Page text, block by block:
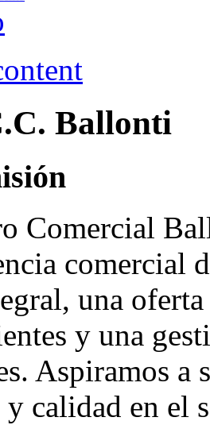
Ballonti
Comercial
comercial
una oferta
y una
Aspiramos a
calidad en el